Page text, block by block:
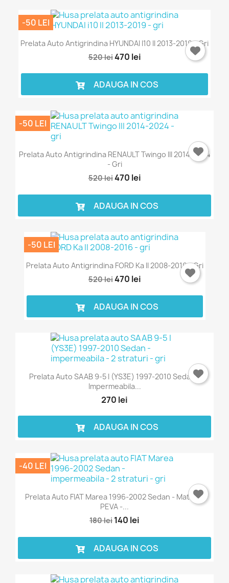
Prelata Auto Antigrindina HYUNDAI I10 II 2013-2019 - Gri
520 lei470 lei
-50 LEI
ADAUGA IN COS
Prelata Auto Antigrindina RENAULT Twingo III 2014-2024
- Gri
520 lei470 lei
-50 LEI
ADAUGA IN COS
Prelata Auto Antigrindina FORD Ka II 2008-2016 - Gri
520 lei470 lei
-50 LEI
ADAUGA IN COS
Prelata Auto SAAB 9-5 I (YS3E) 1997-2010 Sedan -
Impermeabila...
270 lei
ADAUGA IN COS
Prelata Auto FIAT Marea 1996-2002 Sedan - Material
PEVA -...
180 lei 140 lei
-40 LEI
ADAUGA IN COS
Intra in cont
Trebuie sa fi logat in contul de client pentru a salva
produse in Lista de Favorite.
Intra in cont